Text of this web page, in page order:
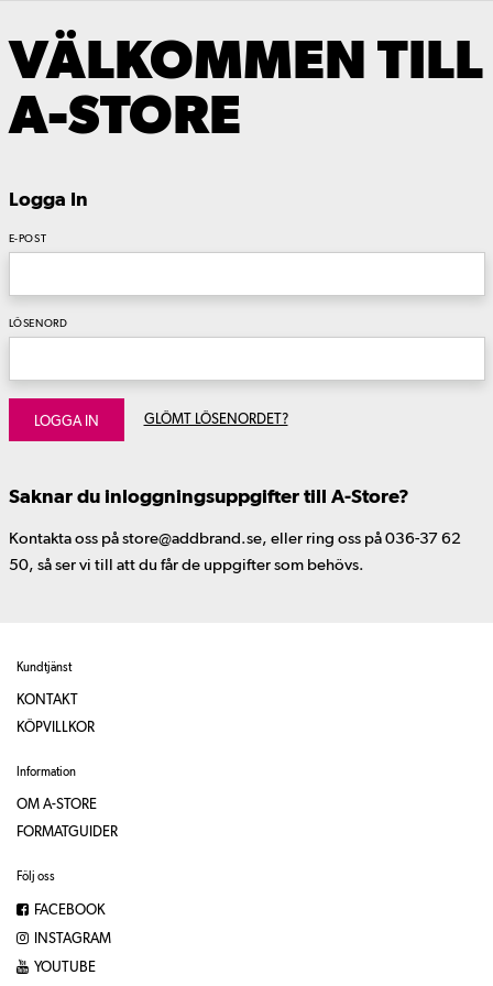
VÄLKOMMEN TILL
A-STORE
Logga In
E-POST
LÖSENORD
LOGGA IN GLÖMT LÖSENORDET?
Saknar du inloggningsuppgifter till A-Store?
Kontakta oss på store@addbrand.se, eller ring oss på 036-37 62
50, så ser vi till att du får de uppgifter som behövs.
Kundtjänst
KONTAKT
KÖPVILLKOR
Information
OM A-STORE
FORMATGUIDER
Följ oss
FACEBOOK
INSTAGRAM
YOUTUBE